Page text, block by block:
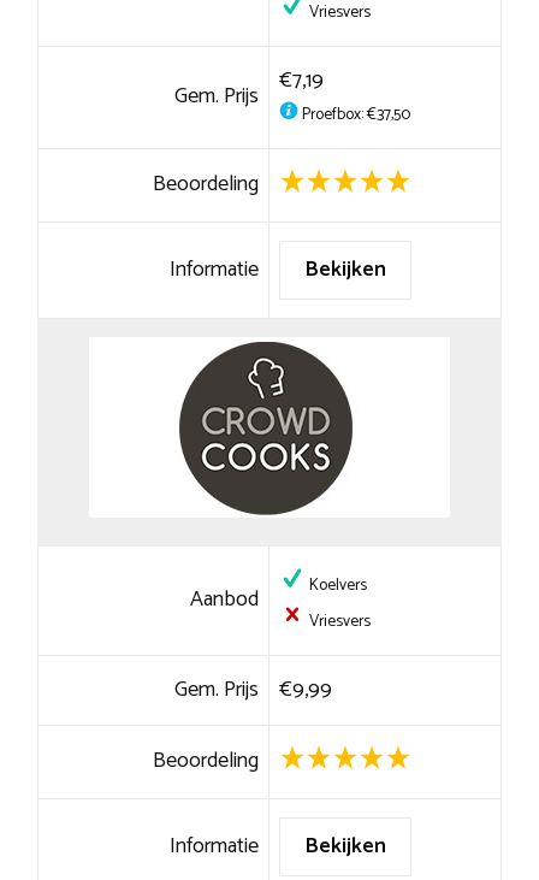
Vriesvers
Gem. Prijs €7,19
Proefbox: €37,50
Beoordeling
Informatie Bekijken
Aanbod
Koelvers
Vriesvers
Gem. Prijs €9,99
Beoordeling
Informatie Bekijken